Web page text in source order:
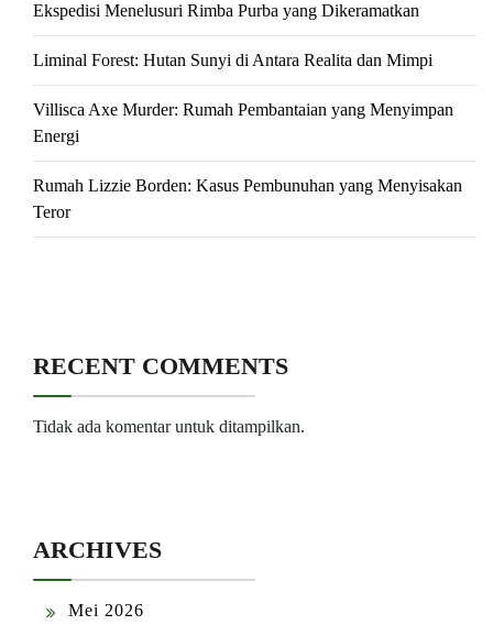
Ekspedisi Menelusuri Rimba Purba yang Dikeramatkan
Liminal Forest: Hutan Sunyi di Antara Realita dan Mimpi
Villisca Axe Murder: Rumah Pembantaian yang Menyimpan
Energi
Rumah Lizzie Borden: Kasus Pembunuhan yang Menyisakan
Teror
RECENT COMMENTS
Tidak ada komentar untuk ditampilkan.
ARCHIVES
Mei 2026